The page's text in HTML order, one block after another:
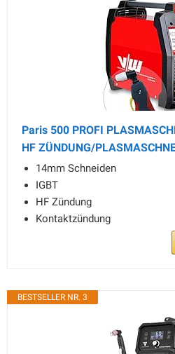
Paris 500 PROFI
HF ZÜNDUNG/
14mm Schneiden
IGBT
HF Zündung
Kontaktzündung
BESTSELLER NR. 3